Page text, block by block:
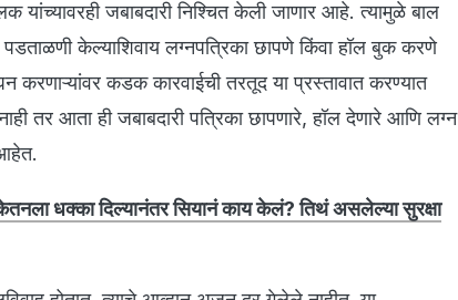
यांच्यावरही जबाबदारी निश्चित केली जाणार आहे. त्यामुळे बाल
केल्याशिवाय लग्नपत्रिका छापणे किंवा हॉल बुक करणे
कडक कारवाईची तरतूद या प्रस्तावात करण्यात
तर आता ही जबाबदारी पत्रिका छापणारे, हॉल देणारे आणि लग्न
धक्का दिल्यानंतर सियानं काय केलं? तिथं असलेल्या सुरक्षा